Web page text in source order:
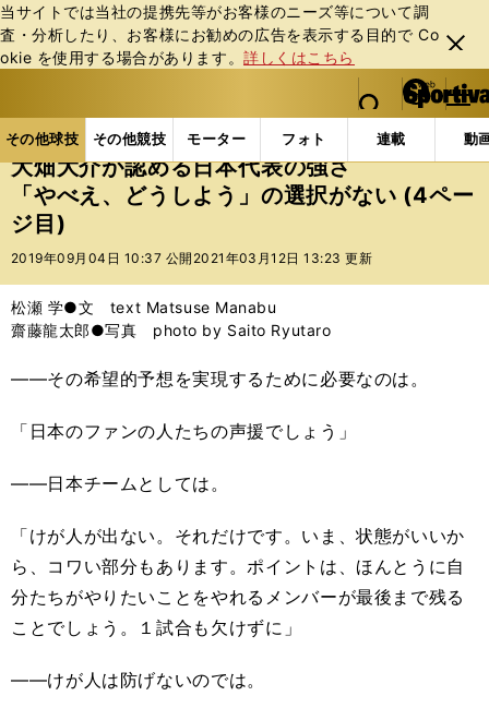
当サイトでは当社の提携先等がお客様のニーズ等について調
査・分析したり、お客様にお勧めの広告を表⽰する⽬的で Co
okie を使⽤する場合があります。詳しくはこちら
閉じ
る
web Sportiva (webスポルティーバ)
検索
マイペ
ー
ジ
メニュ
その他球技 その他競技 モーター フォト 連載 動
ス
ポ
ル
テ
ー
バ
その他球技の記事一覧 ラグビー 大畑大介が認める
大畑大介が認める日本代表の強さ
「やべえ、どうしよう」の選択がない (4ペー
ジ目)
2019年09月04日 10:37 公開 2021年03月12日 13:23 更新
松瀬 学●文 text Matsuse Manabu
齋藤龍太郎●写真 photo by Saito Ryutaro
――その希望的予想を実現するために必要なのは。
「日本のファンの人たちの声援でしょう」
――日本チームとしては。
「けが人が出ない。それだけです。いま、状態がいいか
ら、コワい部分もあります。ポイントは、ほんとうに自
分たちがやりたいことをやれるメンバーが最後まで残る
ことでしょう。１試合も欠けずに」
――けが人は防げないのでは。